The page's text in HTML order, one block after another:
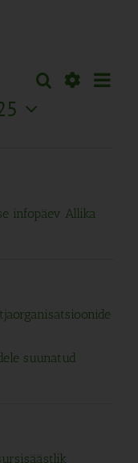
Sündmused
Search
Otsi
infopäev Allika
suunatud